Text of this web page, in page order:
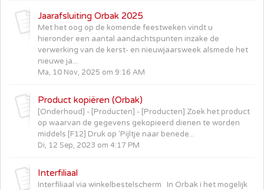
Jaarafsluiting Orbak 2025
Met het oog op de komende feestweken vindt u
hieronder een aantal aandachtspunten inzake de
verwerking van de kerst- en nieuwjaarsweek alsmede het
nieuwe ja...
Ma, 10 Nov, 2025 om 9:16 AM
Product kopiëren (Orbak)
[Onderhoud] - [Producten] - [Producten] Zoek het product
op waarvan de gegevens gekopieerd dienen te worden
middels [F12] Druk op 'Pijltje naar benede...
Di, 12 Sep, 2023 om 4:17 PM
Interfiliaal
Interfiliaal via winkelbestelscherm In Orbak i het mogelijk